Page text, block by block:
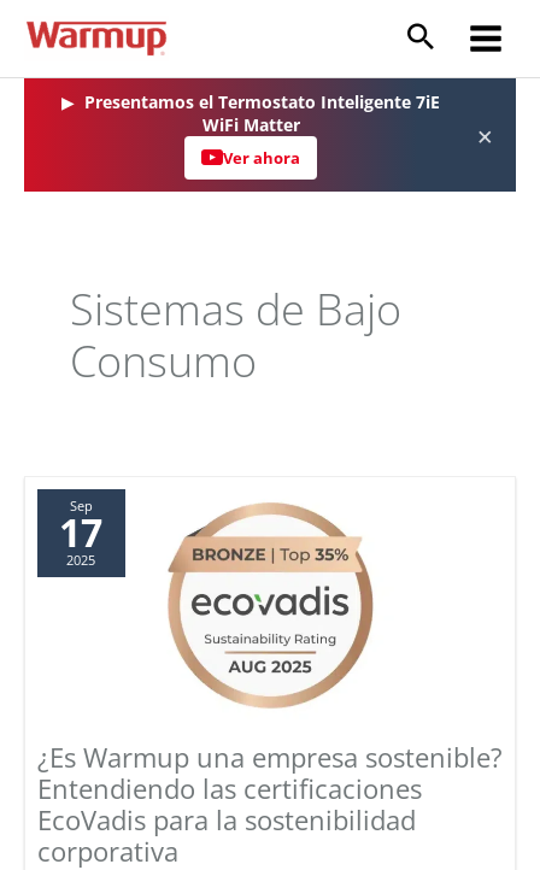
Main
▶ Presentamos el Termostato Inteligente 7iE
WiFi Matter
Ver ahora
×
Sistemas de Bajo
Consumo
Sep
17
2025
¿Es Warmup una empresa sostenible?
Entendiendo las certificaciones
EcoVadis para la sostenibilidad
corporativa